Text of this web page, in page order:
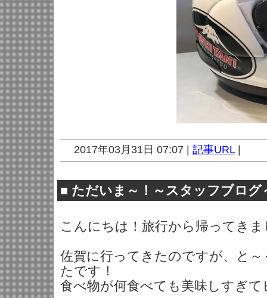
2017年03月31日 07:07 | 記事URL|
■ ただいま～！～スタッフブログ
こんにちは！旅行から帰ってき
佐賀に行ってきたのですが、と
たです！
食べ物が何食べても美味しすぎ